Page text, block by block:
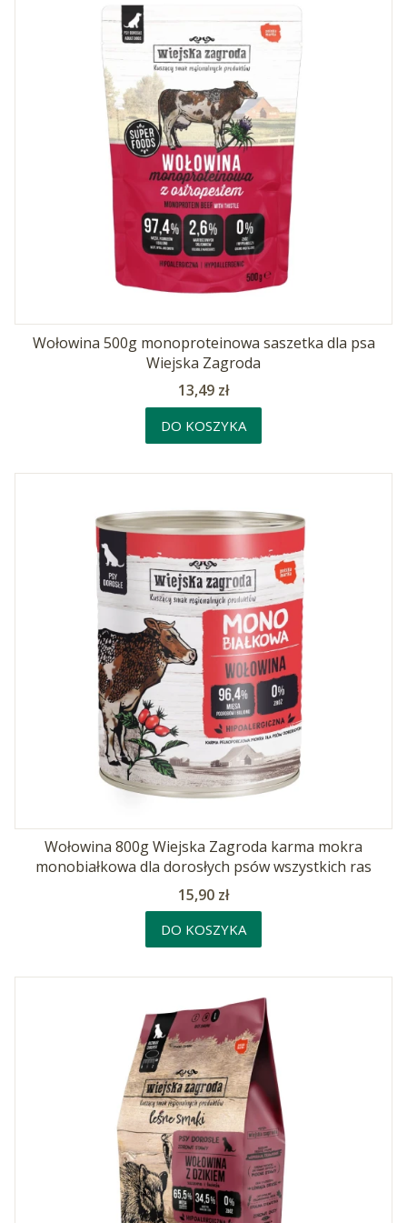
Wołowina 500g monoproteinowa saszetka dla psa
Wiejska Zagroda
Cena
13,49 zł
DO KOSZYKA
Wołowina 800g Wiejska Zagroda karma mokra
monobiałkowa dla dorosłych psów wszystkich ras
Cena
15,90 zł
DO KOSZYKA